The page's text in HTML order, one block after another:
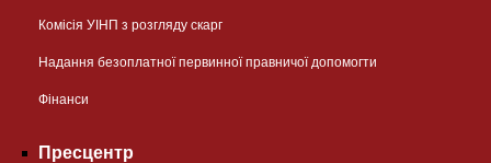
Комісія УІНП з розгляду скарг
Надання безоплатної первинної правничої допомогти
Фінанси
Пресцентр